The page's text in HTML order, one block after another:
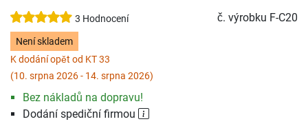
3 Hodnocení č. výrobku F-C20
Není skladem
K dodání opět od KT 33
(10. srpna 2026 - 14. srpna 2026)
Bez nákladů na dopravu!
Dodání spediční firmou